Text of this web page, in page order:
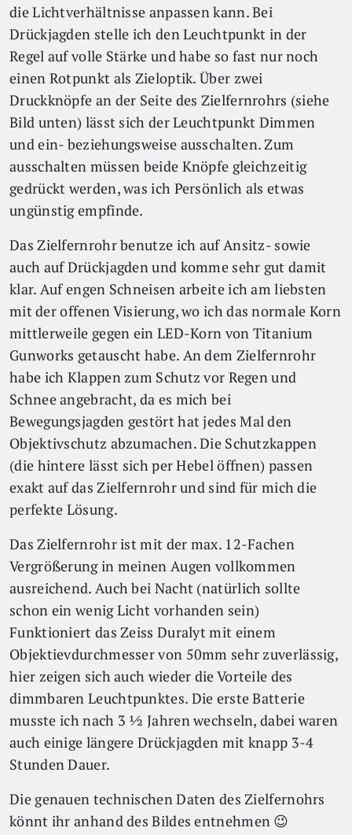
die Lichtverhältnisse anpassen kann. Bei
Drückjagden stelle ich den Leuchtpunkt in der
Regel auf volle Stärke und habe so fast nur noch
einen Rotpunkt als Zieloptik. Über zwei
Druckknöpfe an der Seite des Zielfernrohrs (siehe
Bild unten) lässt sich der Leuchtpunkt Dimmen
und ein- beziehungsweise ausschalten. Zum
ausschalten müssen beide Knöpfe gleichzeitig
gedrückt werden, was ich Persönlich als etwas
ungünstig empfinde.
Das Zielfernrohr benutze ich auf Ansitz- sowie
auch auf Drückjagden und komme sehr gut damit
klar. Auf engen Schneisen arbeite ich am liebsten
mit der offenen Visierung, wo ich das normale Korn
mittlerweile gegen ein LED-Korn von Titanium
Gunworks getauscht habe. An dem Zielfernrohr
habe ich Klappen zum Schutz vor Regen und
Schnee angebracht, da es mich bei
Bewegungsjagden gestört hat jedes Mal den
Objektivschutz abzumachen. Die Schutzkappen
(die hintere lässt sich per Hebel öffnen) passen
exakt auf das Zielfernrohr und sind für mich die
perfekte Lösung.
Das Zielfernrohr ist mit der max. 12-Fachen
Vergrößerung in meinen Augen vollkommen
ausreichend. Auch bei Nacht (natürlich sollte
schon ein wenig Licht vorhanden sein)
Funktioniert das Zeiss Duralyt mit einem
Objektievdurchmesser von 50mm sehr zuverlässig,
hier zeigen sich auch wieder die Vorteile des
dimmbaren Leuchtpunktes. Die erste Batterie
musste ich nach 3 ½ Jahren wechseln, dabei waren
auch einige längere Drückjagden mit knapp 3-4
Stunden Dauer.
Die genauen technischen Daten des Zielfernohrs
könnt ihr anhand des Bildes entnehmen 😉